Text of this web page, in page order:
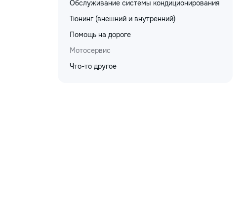
Обслуживание системы кондиционирования
Тюнинг (внешний и внутренний)
Помощь на дороге
Мотосервис
Что-то другое